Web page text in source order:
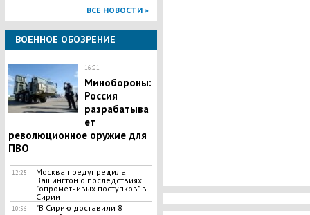
ВСЕ НОВОСТИ »
ВОЕННОЕ ОБОЗРЕНИЕ
16:01
Минобороны:
Россия
разрабатыва
ет
революционное оружие для
ПВО
12:25
Москва предупредила
Вашингтон о последствиях
"опрометчивых поступков" в
Сирии
10:56
"В Сирию доставили 8